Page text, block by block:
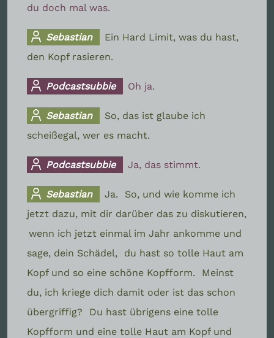
du doch mal was.
Sebastian
Ein Hard Limit, was du hast,
den Kopf rasieren.
Podcastsubbie Oh ja.
Sebastian
So, das ist glaube ich
scheißegal, wer es macht.
Podcastsubbie Ja, das stimmt.
Sebastian Ja.
So, und wie komme ich
jetzt dazu, mit dir darüber das zu diskutieren,
wenn ich jetzt einmal im Jahr ankomme und
sage, dein Schädel,
du hast so tolle Haut am
Kopf und so eine schöne Kopfform.
Meinst
du, ich kriege dich damit oder ist das schon
übergriffig?
Du hast übrigens eine tolle
Kopfform und eine tolle Haut am Kopf und